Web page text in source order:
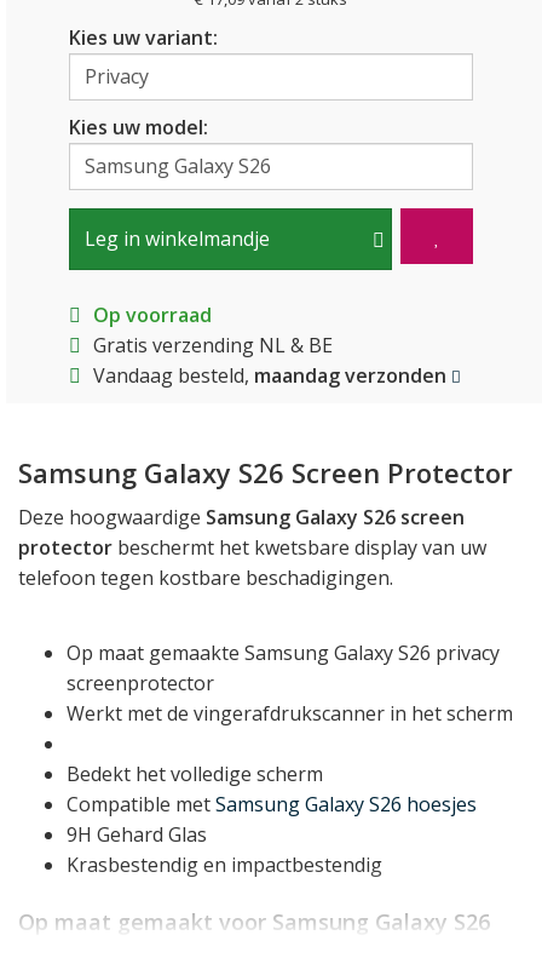
Kies uw variant:
Kies uw model:
Leg in winkelmandje
Op voorraad
Gratis verzending NL & BE
Vandaag besteld, maandag verzonden
Samsung Galaxy S26 Screen Protector
Deze hoogwaardige Samsung Galaxy S26 screen
protector beschermt het kwetsbare display van uw
telefoon tegen kostbare beschadigingen.
Op maat gemaakte Samsung Galaxy S26 privacy
screenprotector
Werkt met de vingerafdrukscanner in het scherm
Bedekt het volledige scherm
Compatible metSamsung Galaxy S26 hoesjes
9H Gehard Glas
Krasbestendig en impactbestendig
Op maat gemaakt voor Samsung Galaxy S26